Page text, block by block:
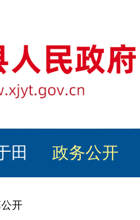
田 政务公开
开